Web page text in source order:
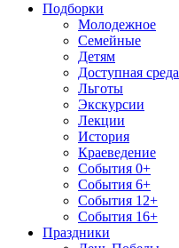
Подборки
Молодежное
Семейные
Детям
Доступная среда
Льготы
Экскурсии
Лекции
История
Краеведение
События 0+
События 6+
События 12+
События 16+
Праздники